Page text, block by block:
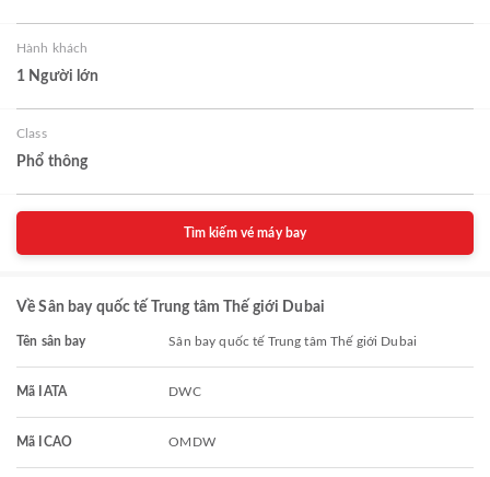
Hành khách
1 Người lớn
Class
Phổ thông
Tìm kiếm vé máy bay
Về Sân bay quốc tế Trung tâm Thế giới Dubai
Tên sân bay Sân bay quốc tế Trung tâm Thế giới Dubai
Mã IATA DWC
Mã ICAO OMDW